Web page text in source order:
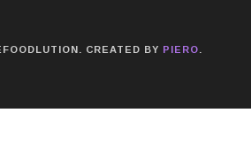
CREATED BY PIERO